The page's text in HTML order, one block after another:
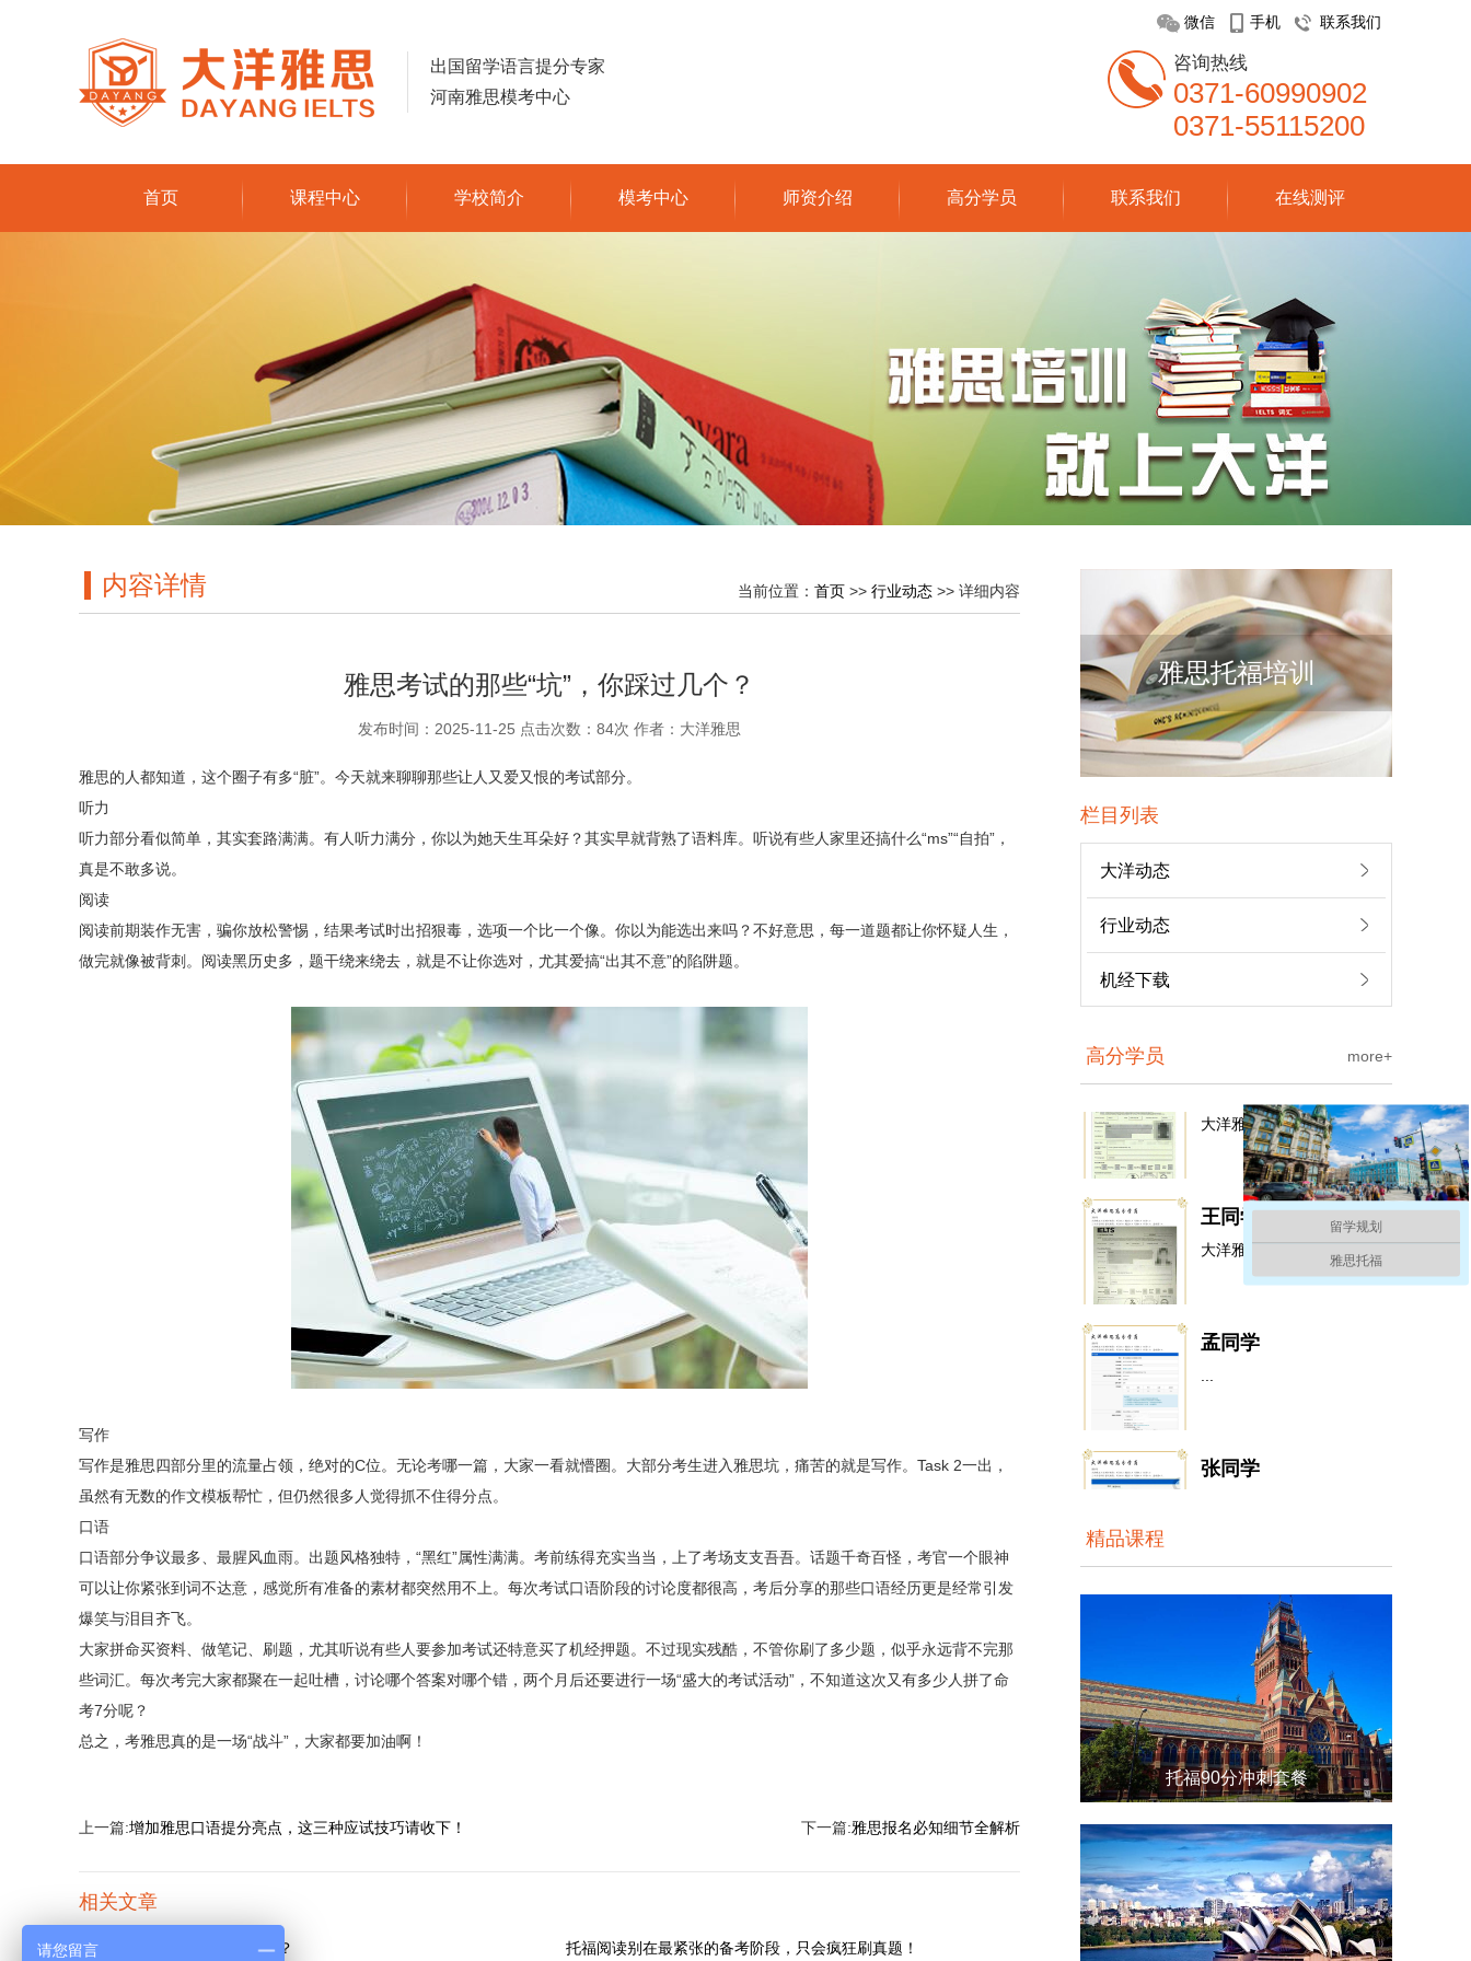
出国留学语言提分专家
河南雅思模考中心
联系我们
手机
微信
咨询热线
0371-60990902
0371-55115200
首页 课程中心 学校简介 模考中心 师资介绍 高分学员 联系我们 在线测评
内容详情 当前位置： 首页 >> 行业动态 >> 详细内容
雅思考试的那些“坑”，你踩过几个？
发布时间：2025-11-25 点击次数： 84次 作者：大洋雅思
雅思的人都知道，这个圈子有多“脏”。今天就来聊聊那些让人又爱又恨的考试部分。
听力
听力部分看似简单，其实套路满满。有人听力满分，你以为她天生耳朵好？其实早就背熟了语料库。听说有些人家里还搞什么“ms”“自拍”，
真是不敢多说。
阅读
阅读前期装作无害，骗你放松警惕，结果考试时出招狠毒，选项一个比一个像。你以为能选出来吗？不好意思，每一道题都让你怀疑人生，
做完就像被背刺。阅读黑历史多，题干绕来绕去，就是不让你选对，尤其爱搞“出其不意”的陷阱题。
写作
写作是雅思四部分里的流量占领，绝对的C位。无论考哪一篇，大家一看就懵圈。大部分考生进入雅思坑，痛苦的就是写作。Task 2一出，
虽然有无数的作文模板帮忙，但仍然很多人觉得抓不住得分点。
口语
口语部分争议最多、最腥风血雨。出题风格独特，“黑红”属性满满。考前练得充实当当，上了考场支支吾吾。话题千奇百怪，考官一个眼神
可以让你紧张到词不达意，感觉所有准备的素材都突然用不上。每次考试口语阶段的讨论度都很高，考后分享的那些口语经历更是经常引发
爆笑与泪目齐飞。
大家拼命买资料、做笔记、刷题，尤其听说有些人要参加考试还特意买了机经押题。不过现实残酷，不管你刷了多少题，似乎永远背不完那
些词汇。每次考完大家都聚在一起吐槽，讨论哪个答案对哪个错，两个月后还要进行一场“盛大的考试活动”，不知道这次又有多少人拼了命
考7分呢？
总之，考雅思真的是一场“战斗”，大家都要加油啊！
上一篇:增加雅思口语提分亮点，这三种应试技巧请收下！ 下一篇:雅思报名必知细节全解析
相关文章
雅思报名需要什么条件和要求？ 托福阅读别在最紧张的备考阶段，只会疯狂刷真题！
雅思托福培训
栏目列表
大洋动态
行业动态
机经下载
高分学员 more+
大洋雅思入学测评成...
孟同学
...
大洋雅思...
大洋雅思入学测评成...
王同学
大洋雅思入学测评成...
...
大洋雅思入学测评成...
精品课程
雅思强化6分班
留学规划
雅思托福
请您留言